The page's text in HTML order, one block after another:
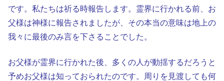
です。私たちは祈る時報告します。霊界に行かれる前、お
父様は神様に報告されましたが、その本当の意味は地上の
我々に最後のみ言を下さることでした。
お父様が霊界に行かれた後、多くの人が動揺するだろうと
予めお父様は知っておられたのです。周りを見渡しても何